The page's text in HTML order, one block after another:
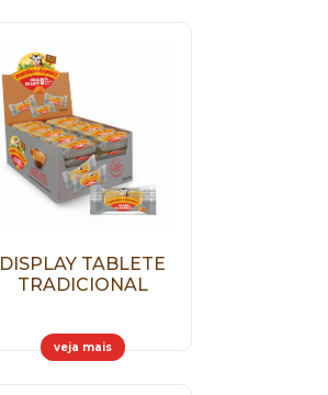
DISPLAY TABLETE
TRADICIONAL
veja mais